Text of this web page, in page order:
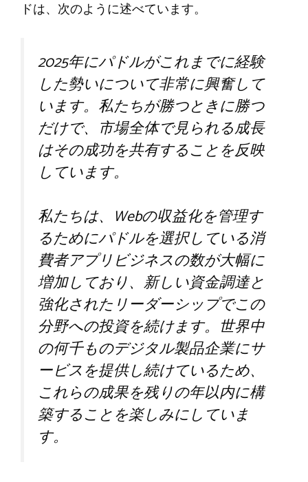
ドは、次のように述べています。
2025年にパドルがこれまでに経験
した勢いについて非常に興奮して
います。私たちが勝つときに勝つ
だけで、市場全体で見られる成長
はその成功を共有することを反映
しています。
私たちは、Webの収益化を管理す
るためにパドルを選択している消
費者アプリビジネスの数が大幅に
増加しており、新しい資金調達と
強化されたリーダーシップでこの
分野への投資を続けます。世界中
の何千ものデジタル製品企業にサ
ービスを提供し続けているため、
これらの成果を残りの年以内に構
築することを楽しみにしていま
す。